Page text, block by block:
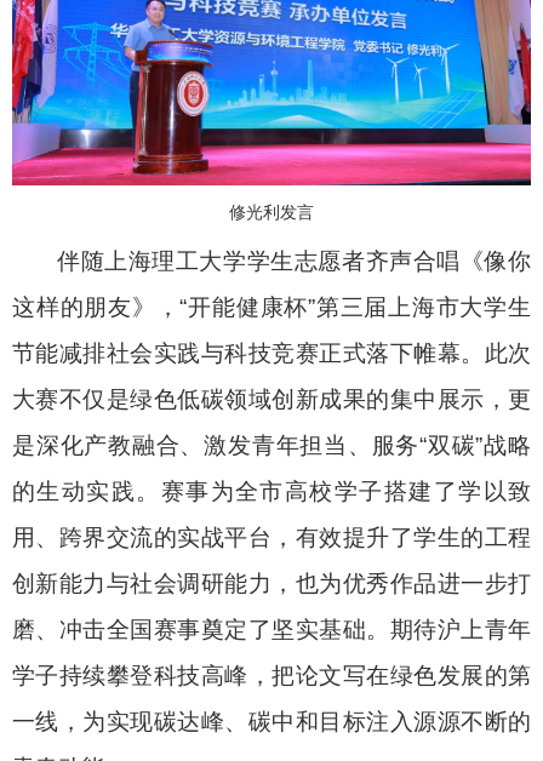
修光利发言
伴随上海理工大学学生志愿者齐声合唱《像你
这样的朋友》，“开能健康杯”第三届上海市大学生
节能减排社会实践与科技竞赛正式落下帷幕。此次
大赛不仅是绿色低碳领域创新成果的集中展示，更
是深化产教融合、激发青年担当、服务“双碳”战略
的生动实践。赛事为全市高校学子搭建了学以致
用、跨界交流的实战平台，有效提升了学生的工程
创新能力与社会调研能力，也为优秀作品进一步打
磨、冲击全国赛事奠定了坚实基础。期待沪上青年
学子持续攀登科技高峰，把论文写在绿色发展的第
一线，为实现碳达峰、碳中和目标注入源源不断的